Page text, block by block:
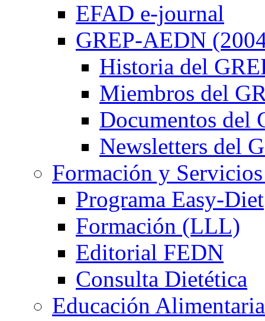
EFAD e-journal
GREP-AEDN
Historia del
Miembros del
Documentos del
Newsletters del
Formación y
Programa Easy-Diet
Formación (LLL)
Editorial FEDN
Consulta Dietética
Educación Alimentaria